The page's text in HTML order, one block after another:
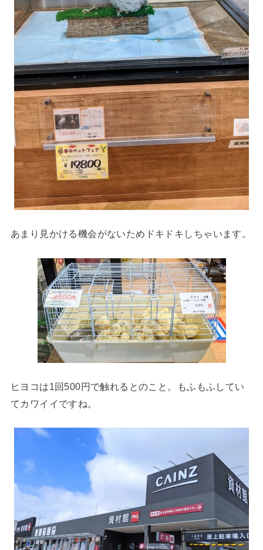
あまり見かける機会がないためドキドキしちゃいます。
ヒヨコは1回500円で触れるとのこと。もふもふしてい
てカワイイですね。